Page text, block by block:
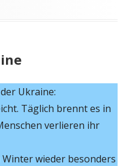
Ukraine:
Täglich brennt es in
verlieren ihr
wieder besonders